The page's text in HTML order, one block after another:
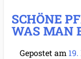
SCHÖNE
WAS MAN
Gepostet am